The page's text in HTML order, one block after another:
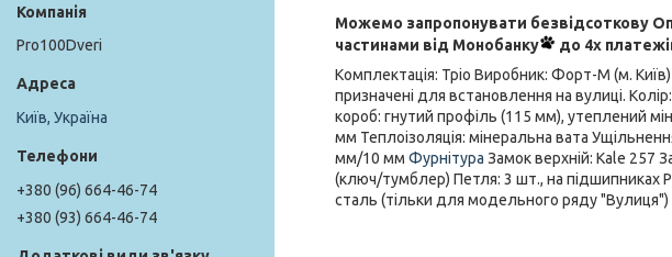
Можемо запропонувати безвідсоткову
частинами від Монобанку
до 4х
Комплектація: Тріо Виробник: Форт-М (м. Київ)
призначені для встановлення на вулиці.
короб: гнутий профіль (115 мм), утеплений
мм Теплоізоляція: мінеральна вата
мм/10 мм Фурнітура Замок верхній: Kale 257
(ключ/тумблер) Петля: 3 шт., на підшипниках
сталь (тільки для модельного ряду "Вулиця")
Pro100Dveri
Київ, Україна
+380 (96) 664-46-74
+380 (93) 664-46-74